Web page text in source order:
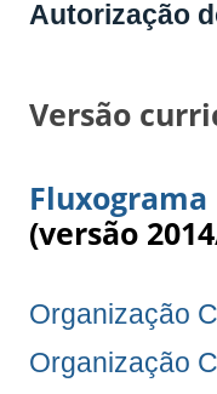
Autorização
Versão
Fluxograma
(versão
Organização
Organização